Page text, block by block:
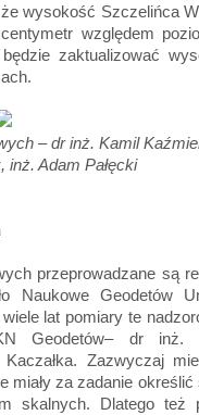
wysokość Szczelińca
względem
zaktualizować
– dr inż. Kamil
inż. Adam Pałęcki
przeprowadzane są
Naukowe Geodetów
lat pomiary te
Geodetów– dr inż.
Zazwyczaj
miały za zadanie określić
skalnych. Dlatego też